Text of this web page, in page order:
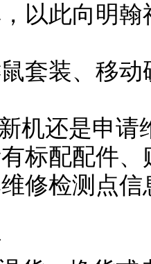
以此向明
套装、移动
还是申请
标配配件
修检测点